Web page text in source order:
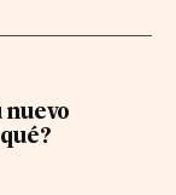
nuevo